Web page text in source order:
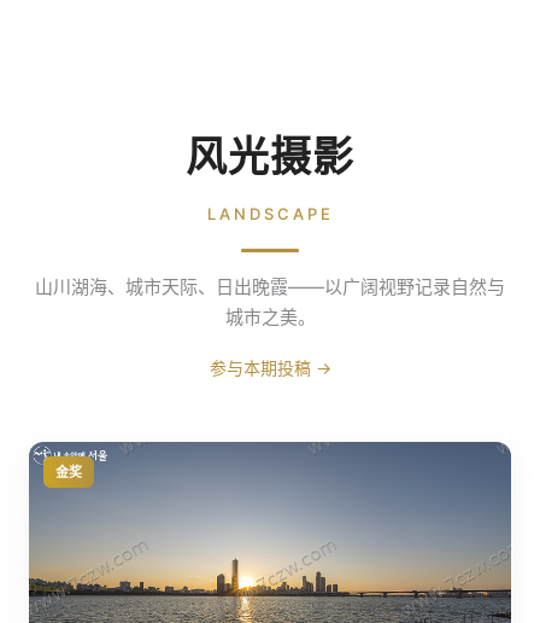
风光摄影
LANDSCAPE
山川湖海、城市天际、日出晚霞——以广阔视野记录自然与
城市之美。
参与本期投稿 →
金奖